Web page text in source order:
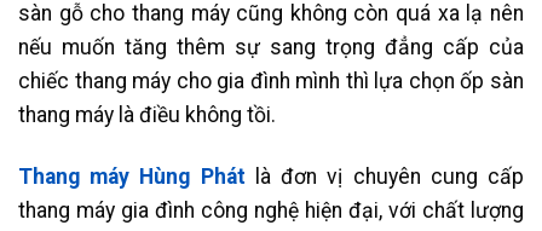
sàn gỗ cho thang máy cũng không còn quá xa lạ nên
nếu muốn tăng thêm sự sang trọng đẳng cấp của
chiếc thang máy cho gia đình mình thì lựa chọn ốp sàn
thang máy là điều không tồi.
Thang máy Hùng Phátlà đơn vị chuyên cung cấp
thang máy gia đình công nghệ hiện đại, với chất lượng